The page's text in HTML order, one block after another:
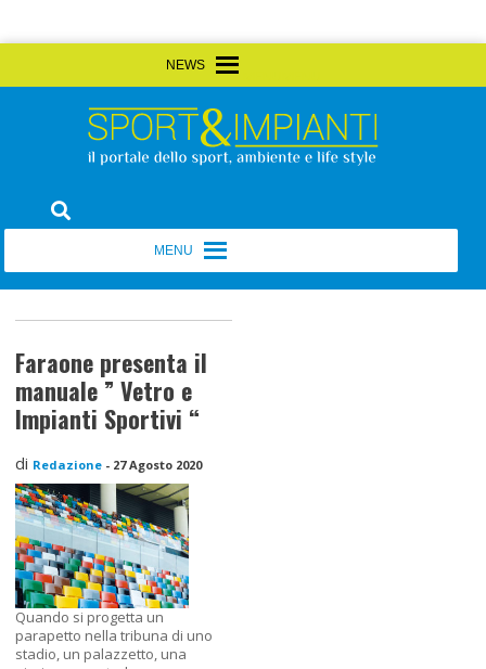
to
Sport&Impianti
Faraone presenta il
manuale ” Vetro e
Impianti Sportivi “
di Redazione - 27 Agosto 2020
Quando si progetta un
parapetto nella tribuna di uno
stadio, un palazzetto, una